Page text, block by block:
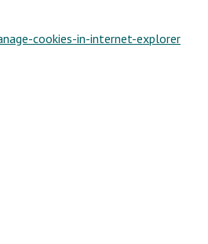
cookies-in-internet-explorer